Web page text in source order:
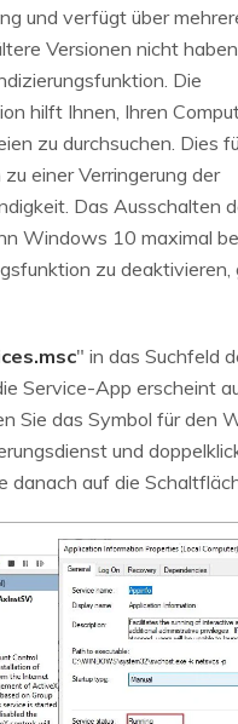
und verfügt über
Versionen nicht
Die
hilft Ihnen, Ihren
zu durchsuchen. Dies
einer Verringerung der
Das Ausschalten
Windows 10 maximal
zu deaktivieren,
" in das Suchfeld
Service-App erscheint
Sie das Symbol für den
und
danach auf die